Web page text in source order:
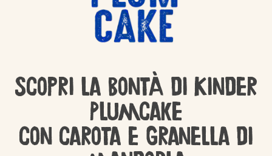
Scopri la bontà di Kinder
Plumcake
con carota e granella di